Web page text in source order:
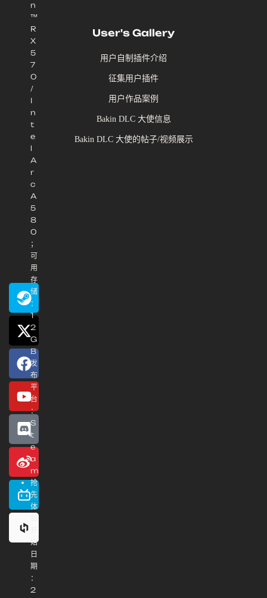
n
™
R
X
5
7
0
/
I
n
t
e
l
A
r
c
A
5
8
0
；
可
用
存
储
：
1
2
G
B
发
布
平
台
：
S
t
e
a
m
抢
先
体
始
日
期
：
2
User's Gallery
用户自制插件介绍
征集用户插件
用户作品案例
Bakin DLC 大使信息
Bakin DLC 大使的帖子/视频展示